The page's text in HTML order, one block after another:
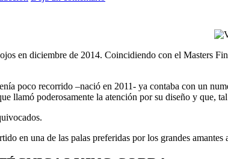
en diciembre de 2014. Coincidiendo con el Masters
poco recorrido –nació en 2011- ya contaba con un
llamó poderosamente la atención por su diseño y que,
en una de las palas preferidas por los grandes